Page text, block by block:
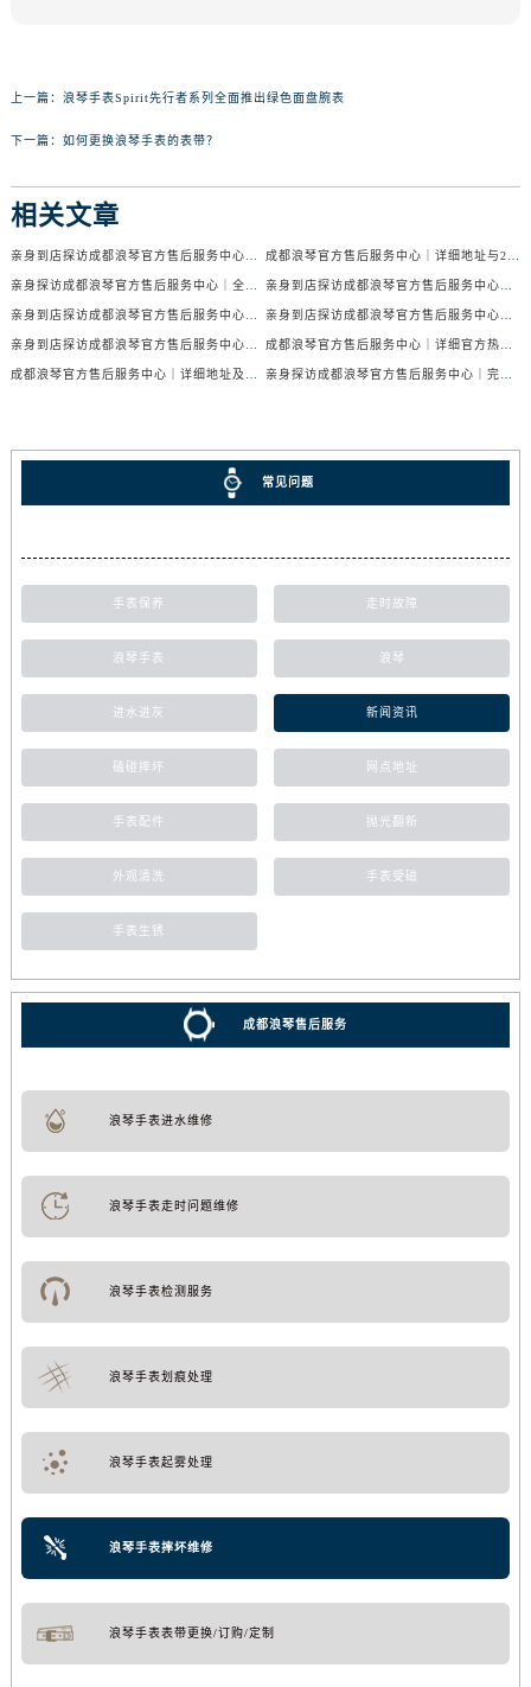
上一篇： 浪琴手表Spirit先行者系列全面推出绿色面盘腕表
下一篇： 如何更换浪琴手表的表带？
相关文章
常见问题
手表保养 走时故障
浪琴手表 浪琴
进水进灰 新闻资讯
磕碰摔坏 网点地址
手表配件 抛光翻新
外观清洗 手表受磁
手表生锈
成都浪琴售后服务
浪琴手表进水维修
浪琴手表走时问题维修
浪琴手表检测服务
浪琴手表划痕处理
浪琴手表起雾处理
浪琴手表摔坏维修
浪琴手表表带更换/订购/定制